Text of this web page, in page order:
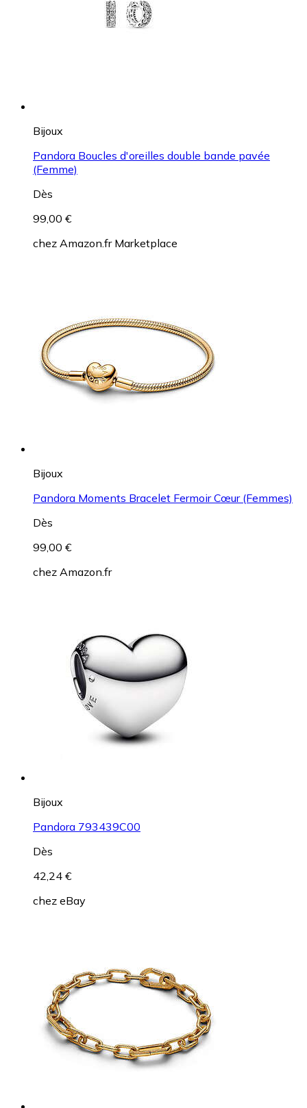
Bijoux
Pandora Boucles d'oreilles double bande pavée
(Femme)
Dès
99,00 €
chez Amazon.fr Marketplace
Bijoux
Pandora Moments Bracelet Fermoir Cœur (Femmes)
Dès
99,00 €
chez Amazon.fr
Bijoux
Pandora 793439C00
Dès
42,24 €
chez eBay